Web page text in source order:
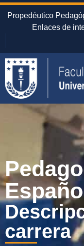
Propedéutico
Enlaces de
carrera